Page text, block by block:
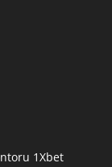
1Xbet